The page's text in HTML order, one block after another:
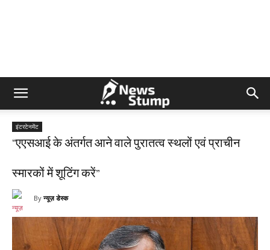
इंटरटेनमेंट
“एएसआई के अंतर्गत आने वाले पुरातत्व स्थलों एवं प्राचीन
स्मारकों में शूटिंग करें”
By न्यूज़ डेस्क